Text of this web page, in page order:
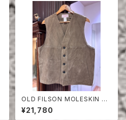
OLD FILSON MOLESKIN VE
ST
¥21,780